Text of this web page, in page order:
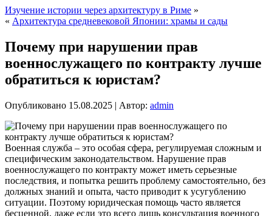
Изучение истории через архитектуру в Риме »
« Архитектура средневековой Японии: храмы и сады
Почему при нарушении прав
военнослужащего по контракту лучше
обратиться к юристам?
Опубликовано 15.08.2025 | Автор: admin
Военная служба – это особая сфера, регулируемая сложным и
специфическим законодательством. Нарушение прав
военнослужащего по контракту может иметь серьезные
последствия, и попытка решить проблему самостоятельно, без
должных знаний и опыта, часто приводит к усугублению
ситуации. Поэтому юридическая помощь часто является
бесценной, даже если это всего лишь консультация военного